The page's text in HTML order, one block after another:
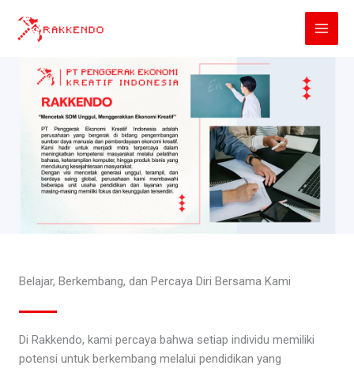
Belajar, Berkembang, dan Percaya Diri Bersama Kami
Di Rakkendo, kami percaya bahwa setiap individu memiliki
potensi untuk berkembang melalui pendidikan yang